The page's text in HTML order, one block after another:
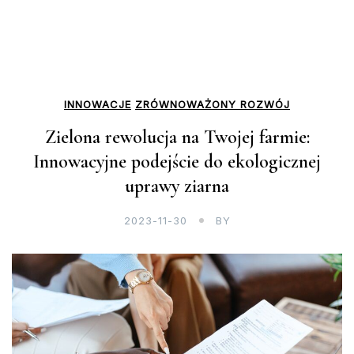
INNOWACJE ZRÓWNOWAŻONY ROZWÓJ
Zielona rewolucja na Twojej farmie:
Innowacyjne podejście do ekologicznej
uprawy ziarna
2023-11-30 BY